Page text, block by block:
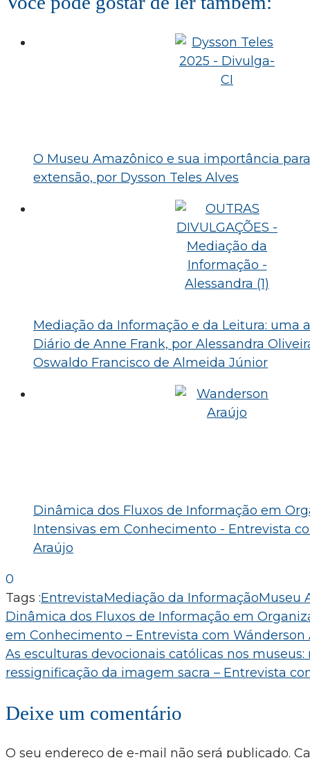
O Museu Amazônico e sua importância
extensão, por Dysson Teles Alves
Mediação da Informação e da Leitura: uma
Diário de Anne Frank, por Alessandra
Oswaldo Francisco de Almeida Júnior
Dinâmica dos Fluxos de Informação em
Intensivas em Conhecimento - Entrevista
Araújo
0
Tags :EntrevistaMediação da InformaçãoMuseu
Navegação
de
Post
Dinâmica dos Fluxos de Informação em
em Conhecimento – Entrevista com Wánderson
As esculturas devocionais católicas nos
ressignificação da imagem sacra – Entrevista
Deixe um comentário
O seu endereço de e-mail não será publicado.